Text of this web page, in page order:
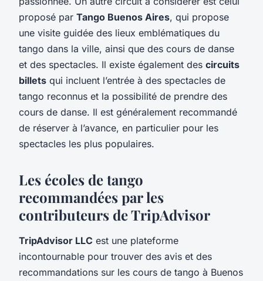
proposé par Tango Buenos Aires, qui propose
une visite guidée des lieux emblématiques du
tango dans la ville, ainsi que des cours de danse
et des spectacles. Il existe également des circuits
billets qui incluent l’entrée à des spectacles de
tango reconnus et la possibilité de prendre des
cours de danse. Il est généralement recommandé
de réserver à l’avance, en particulier pour les
spectacles les plus populaires.
Les écoles de tango
recommandées par les
contributeurs de TripAdvisor
TripAdvisor LLC est une plateforme
incontournable pour trouver des avis et des
recommandations sur les cours de tango à Buenos